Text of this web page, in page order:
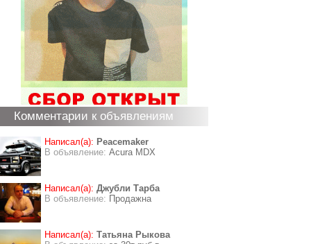
Комментарии к объявлениям
Написал(а): Peacemaker
В объявление: Acura MDX
Написал(а): Джубли Тарба
В объявление: Продажна
Написал(а): Татьяна Рыкова